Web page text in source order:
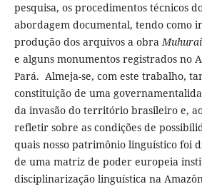
pesquisa, os procedimentos técnicos
abordagem documental, tendo como
produção dos arquivos a obra
e alguns monumentos registrados no
Pará. Almeja-se, com este trabalho,
constituição de uma
da invasão do território brasileiro e,
refletir sobre as condições de
quais nosso patrimônio linguístico foi
de uma matriz de poder europeia
disciplinarização linguística na